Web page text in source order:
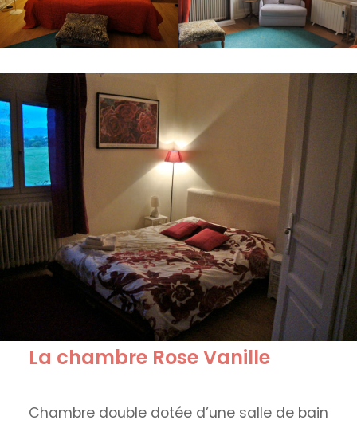
La chambre Rose Vanille
Chambre double dotée d’une salle de bain